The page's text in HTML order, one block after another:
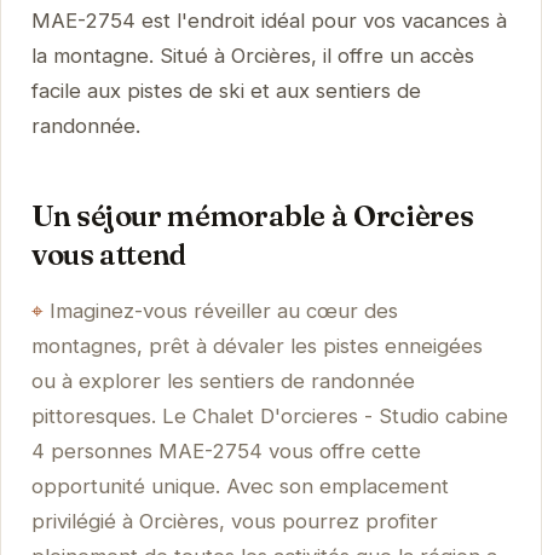
MAE-2754 est l'endroit idéal pour vos vacances à
la montagne. Situé à Orcières, il offre un accès
facile aux pistes de ski et aux sentiers de
randonnée.
Un séjour mémorable à Orcières
vous attend
Imaginez-vous réveiller au cœur des
montagnes, prêt à dévaler les pistes enneigées
ou à explorer les sentiers de randonnée
pittoresques. Le Chalet D'orcieres - Studio cabine
4 personnes MAE-2754 vous offre cette
opportunité unique. Avec son emplacement
privilégié à Orcières, vous pourrez profiter